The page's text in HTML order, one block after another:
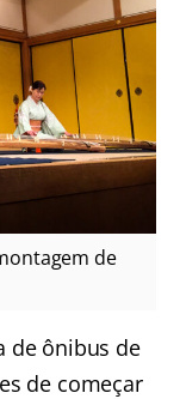
de
de ônibus de
de começar